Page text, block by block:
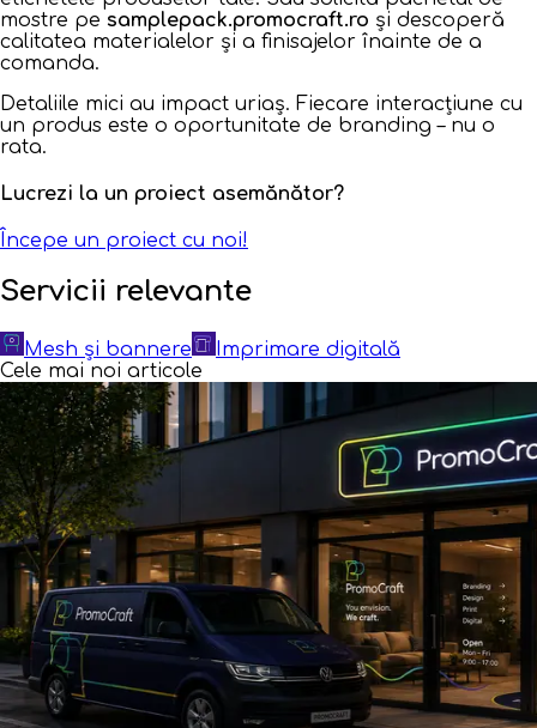
mostre pe samplepack.promocraft.ro și descoperă
calitatea materialelor și a finisajelor înainte de a
comanda.
Detaliile mici au impact uriaș. Fiecare interacțiune cu
un produs este o oportunitate de branding – nu o
rata.
Lucrezi la un proiect asemănător?
Începe un proiect cu noi!
Servicii relevante
Mesh și bannere
Imprimare digitală
Cele mai noi articole